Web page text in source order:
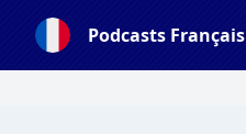
Podcasts Français